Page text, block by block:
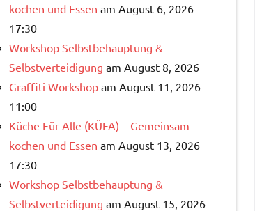
kochen und Essen am August 6, 2026
17:30
Workshop Selbstbehauptung &
Selbstverteidigung am August 8, 2026
Graffiti Workshop am August 11, 2026
11:00
Küche Für Alle (KÜFA) – Gemeinsam
kochen und Essen am August 13, 2026
17:30
Workshop Selbstbehauptung &
Selbstverteidigung am August 15, 2026